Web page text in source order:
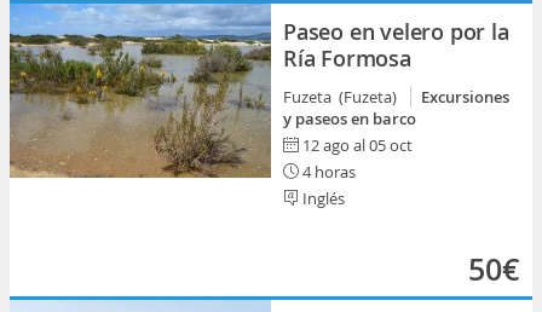
Paseo en velero por la
Ría Formosa
Fuzeta (Fuzeta)
Excursiones
y paseos en barco
12 ago al 05 oct
4 horas
Inglés
50€